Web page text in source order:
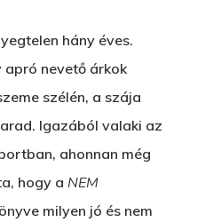
hány éves.
apró nevető árkok
szélén, a szája
Igazából valaki az
ahonnan még
hogy a NEM
milyen jó és nem